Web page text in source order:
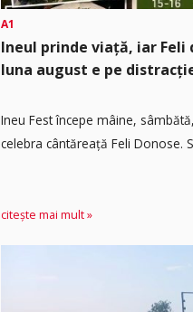
A1
Ineul prinde viață, iar
luna august e pe
Ineu Fest începe mâine,
celebra cântăreață Feli Donose.
citește mai mult »